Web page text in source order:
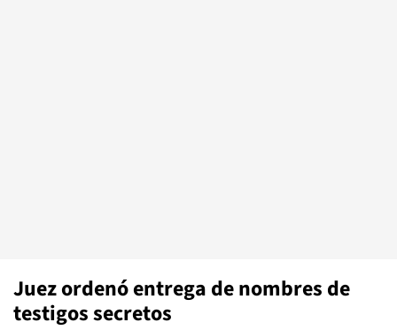
Juez ordenó entrega de nombres de
testigos secretos